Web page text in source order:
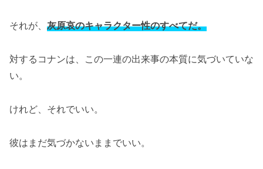
それが、 灰原哀のキャラクター性のすべてだ。
対するコナンは、この一連の出来事の本質に気づいていな
い。
けれど、それでいい。
彼はまだ気づかないままでいい。